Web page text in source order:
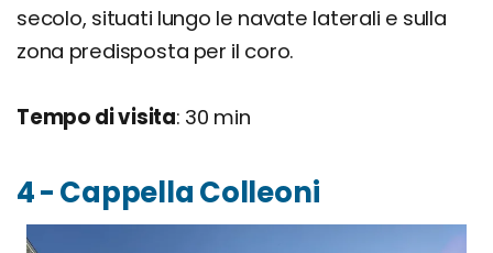
secolo, situati lungo le navate laterali e sulla
zona predisposta per il coro.
Tempo di visita: 30 min
4 - Cappella Colleoni